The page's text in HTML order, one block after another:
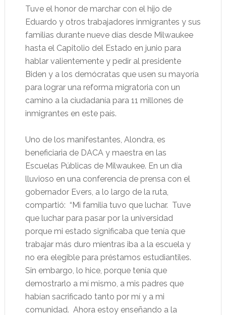
Tuve el honor de marchar con el hijo de
Eduardo y otros trabajadores inmigrantes y sus
familias durante nueve días desde Milwaukee
hasta el Capitolio del Estado en junio para
hablar valientemente y pedir al presidente
Biden y a los demócratas que usen su mayoría
para lograr una reforma migratoria con un
camino a la ciudadanía para 11 millones de
inmigrantes en este país.
Uno de los manifestantes, Alondra, es
beneficiaria de DACA y maestra en las
Escuelas Públicas de Milwaukee. En un día
lluvioso en una conferencia de prensa con el
gobernador Evers, a lo largo de la ruta,
compartió: “Mi familia tuvo que luchar. Tuve
que luchar para pasar por la universidad
porque mi estado significaba que tenía que
trabajar más duro mientras iba a la escuela y
no era elegible para préstamos estudiantiles.
Sin embargo, lo hice, porque tenía que
demostrarlo a mí mismo, a mis padres que
habían sacrificado tanto por mí y a mi
comunidad. Ahora estoy enseñando a la